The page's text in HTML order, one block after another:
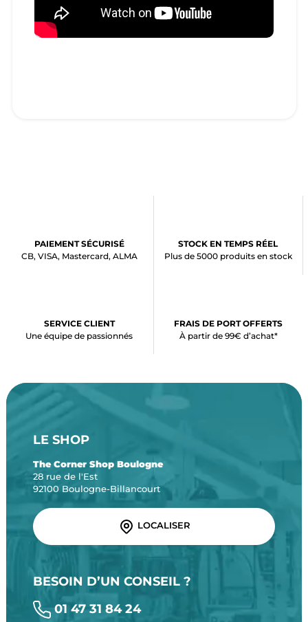
PAIEMENT SÉCURISÉ
CB, VISA, Mastercard, ALMA
STOCK EN TEMPS RÉEL
Plus de 5000 produits en stock
SERVICE CLIENT
Une équipe de passionnés
FRAIS DE PORT OFFERTS
À partir de 99€ d’achat*
LE SHOP
The Corner Shop Boulogne
28 rue de l'Est
92100 Boulogne-Billancourt
LOCALISER
BESOIN D’UN CONSEIL ?
01 47 31 84 24